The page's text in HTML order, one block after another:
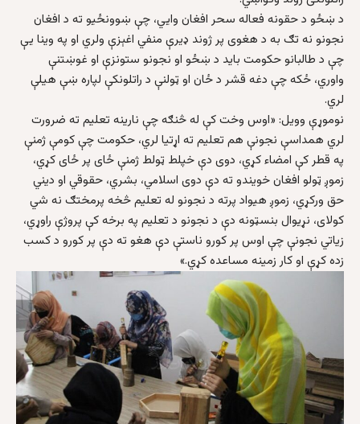
د ښځو د حقونه فعاله سحر افغان وایي، چې ښوونځیو ته د افغان
نجونو نه تګ به د هغوی پر ژوند ډیرې منفي اغېزې ولري او په وینا یې
چې د طالبانو حکومت باید د ښځو او نجونو ستونزې او غوښتنې
واوري، ځکه چې دغه قشر د ځان او ټولنې د راتلونکې لپاره ښې هیلې
لري.
نوموړې وویل: «اوس وخت کې له څنګه چې نارینه تعلیم ته ضرورت
لري همداسې نجونې هم تعلیم ته اړتیا لري، حکومت چې کومې ژمنې
په قطر کې امضاء کړي، دوی دې خپلط ټولط ژمنې ځای پر ځای کړي،
زموږ ټولو افغان خویندو ته دې دوی اسلامي، بشري، حقوقي او دیني
حق ورکړي، زموږ هیواد پرته د نجونو له تعلیم څخه پرمختګ نه شي
کولای، نړیوال بنسټونه دې د نجونو د تعلیم په برخه کې پروژې راوړي،
زیاتي نجونې چې اوس پر کورو ناستې دې هغو ته دې پر کورو د کسب
زده کړې او کار زمینه مساعده کړي.»